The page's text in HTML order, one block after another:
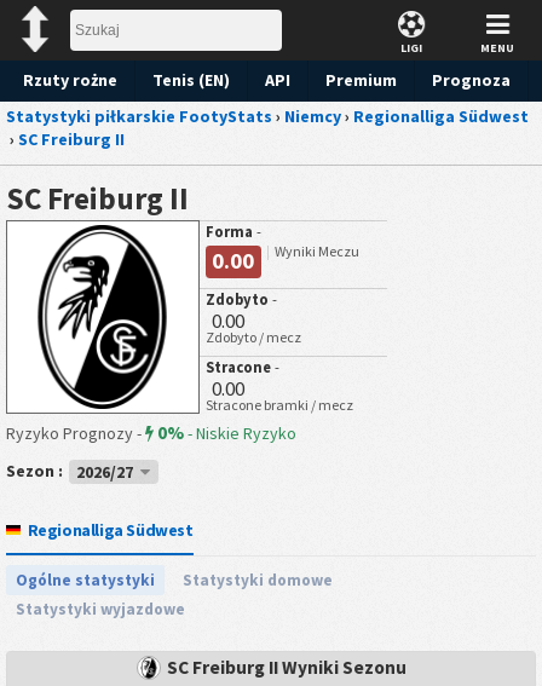
LIGI MENU
Rzuty rożne Tenis (EN) API Premium
Prognoza
Statystyki piłkarskie FootyStats › Niemcy› Regionalliga Südwest
› SC Freiburg II
SC Freiburg II
Forma -
0.00 Wyniki Meczu
Zdobyto -
0.00
Zdobyto / mecz
Stracone -
0.00
Stracone bramki / mecz
Ryzyko Prognozy - 0%-Niskie Ryzyko
Sezon :
2026/27
Regionalliga Südwest
Ogólne statystyki
Statystyki domowe
Statystyki wyjazdowe
SC Freiburg II Wyniki Sezonu